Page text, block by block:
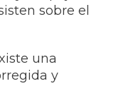
sobre el
una
y